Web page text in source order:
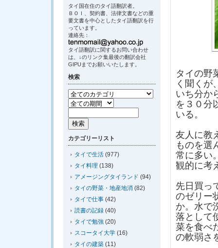
タイの野
く聞くが
いち分か
を３０分
いる。
友人に教
ものを選
常に多い
観的に考
先日買っ
のゼリー
か。水で
落として
菜を食べ
の軟弱さ
タイ国在住のタイ語翻訳者。
ＢＯＩ、契約書、法律文書などの重
要文書を中心としたタイ語翻訳を行
っています。
連絡先：
タイ語翻訳に関するお問い合わせ
は、↓のリンク集最後の翻訳会社
GIPUまでお願いいたします。
検索
カテゴリーリスト
タイで生活 (977)
タイ料理 (138)
アメージングタイランド (94)
タイの野菜・地産地消 (82)
タイで仕事 (42)
読書の記録 (40)
タイで勉強 (20)
スコータイ大学 (16)
タイの建築 (11)